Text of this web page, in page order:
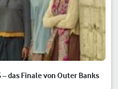
das Finale von Outer Banks